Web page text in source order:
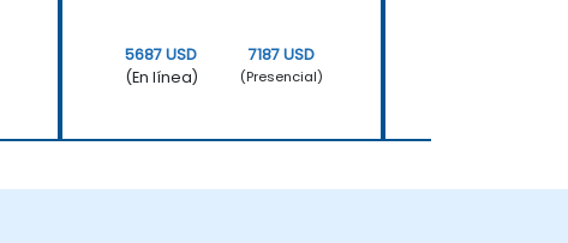
5687 USD
(En línea)
7187 USD
(Presencial)